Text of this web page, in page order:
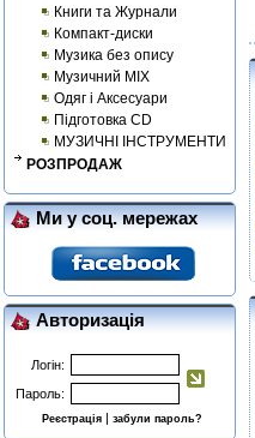
Книги та Журнали
Компакт-диски
Музика без опису
Музичний MIX
Одяг і Аксесуари
Підготовка CD
МУЗИЧНІ ІНСТРУМЕНТИ
РОЗПРОДАЖ
Ми у соц. мережах
Авторизація
Логін:
Пароль:
Реєстрація |забули пароль?